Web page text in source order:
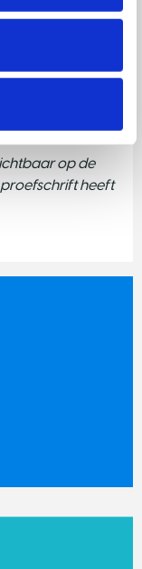
in dit
op de
heeft